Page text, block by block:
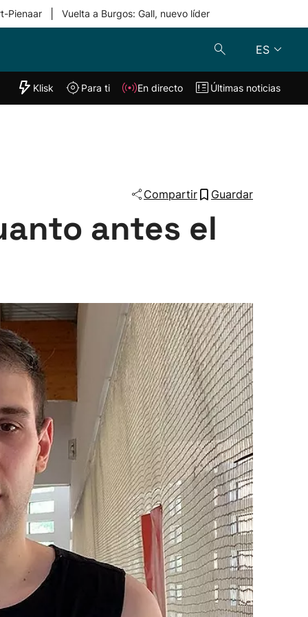
Pienaar Vuelta a Burgos: Gall, nuevo líder
ES
"Helmuga"
Klisk En directo
Klisk Para ti En directo Últimas noticias
Compartir Guardar
antes el